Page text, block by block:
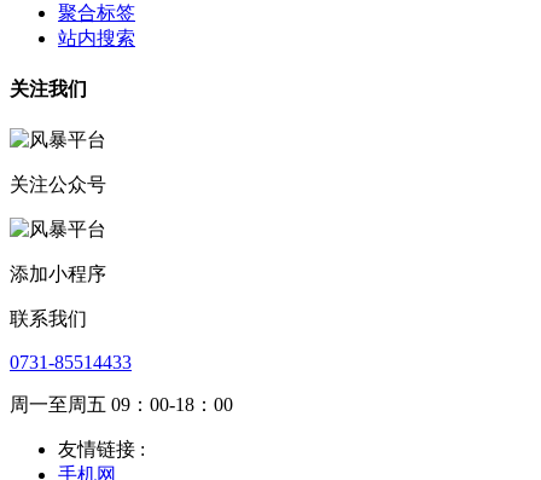
聚合标签
站内搜索
关注我们
关注公众号
添加小程序
联系我们
0731-85514433
周一至周五 09：00-18：00
友情链接 :
手机网